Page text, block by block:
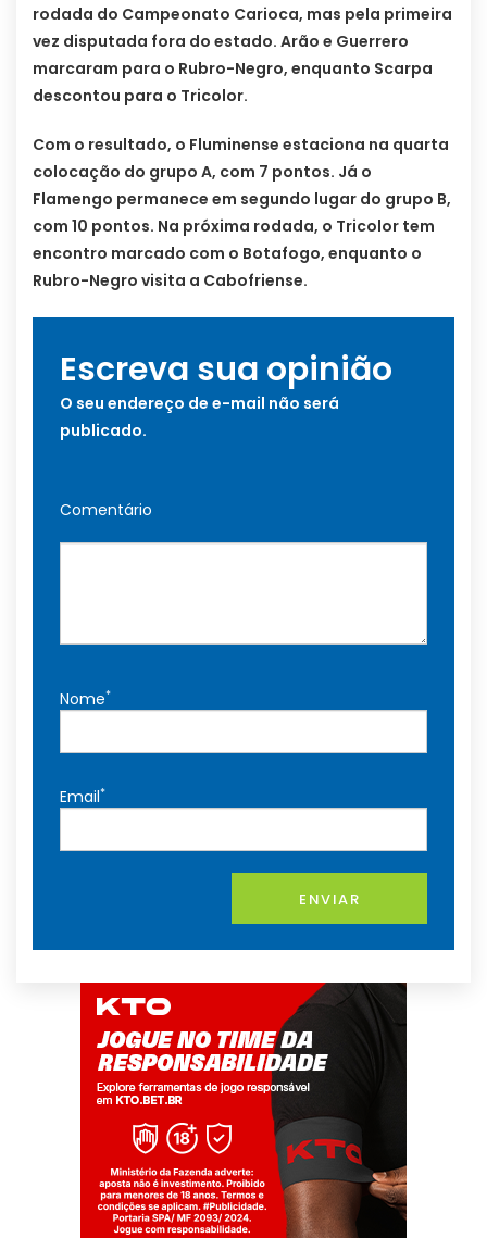
rodada do Campeonato Carioca, mas pela primeira
vez disputada fora do estado. Arão e Guerrero
marcaram para o Rubro-Negro, enquanto Scarpa
descontou para o Tricolor.
Com o resultado, o Fluminense estaciona na quarta
colocação do grupo A, com 7 pontos. Já o
Flamengo permanece em segundo lugar do grupo B,
com 10 pontos. Na próxima rodada, o Tricolor tem
encontro marcado com o Botafogo, enquanto o
Rubro-Negro visita a Cabofriense.
Escreva sua opinião
O seu endereço de e-mail não será
publicado.
Comentário
Nome*
Email*
ENVIAR